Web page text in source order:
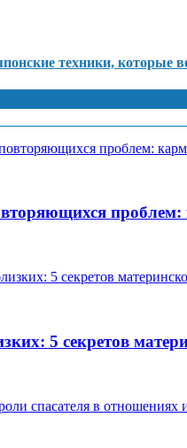
техники, которые
5 секретов